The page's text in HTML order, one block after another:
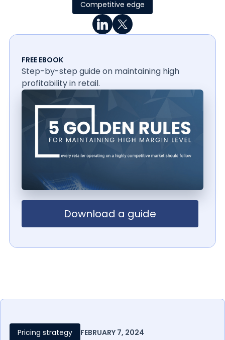
Competitive edge
FREE EBOOK
Step-by-step guide on maintaining high
profitability in retail.
Download a guide
Pricing strategy FEBRUARY 7, 2024